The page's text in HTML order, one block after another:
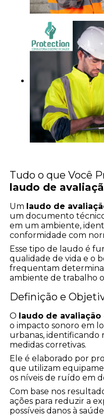
Tudo o que Você
laudo de
Um laudo de
um documento
em um ambiente,
conformidade com
Esse tipo de laudo é
qualidade de vida e o
frequentam
ambiente de trabalho
Definição e
O laudo de
o impacto sonoro em
urbanas, identificando
medidas corretivas.
Ele é elaborado por
que utilizam
os níveis de ruído em
Com base nos
ações para reduzir a
possíveis danos à